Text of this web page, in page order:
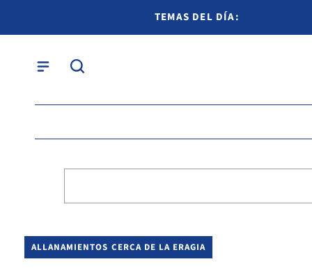
TEMAS DEL DÍA:
ALLANAMIENTOS CERCA DE LA ERAGIA